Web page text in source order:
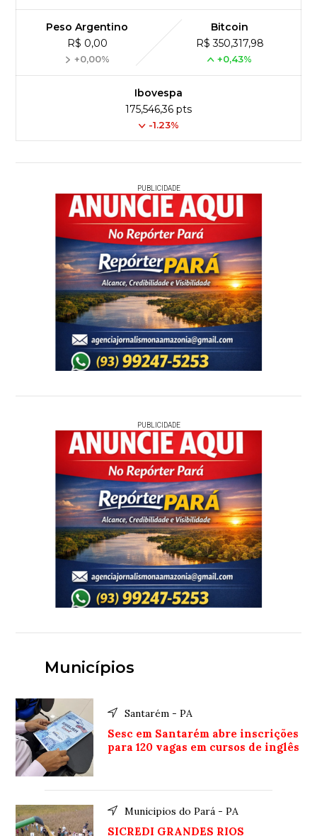
Peso Argentino
R$ 0,00
+0,00%
Bitcoin
R$ 350,317,98
+0,43%
Ibovespa
175,546,36 pts
-1.23%
PUBLICIDADE
PUBLICIDADE
Municípios
Santarém - PA
Sesc em Santarém abre inscrições
para 120 vagas em cursos de inglês
Municipios do Pará - PA
SICREDI GRANDES RIOS